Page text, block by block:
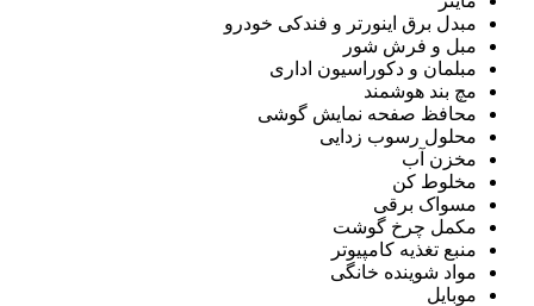
مبدل برق اینورتر و فندکی خودرو
مبل و فرش شور
مبلمان و دکوراسیون اداری
مچ بند هوشمند
محافظ صفحه نمایش گوشی
محلول رسوب زدایی
مخزن آب
مخلوط کن
مسواک برقی
مکمل چرخ گوشت
منبع تغذیه کامپیوتر
مواد شوینده خانگی
موبایل